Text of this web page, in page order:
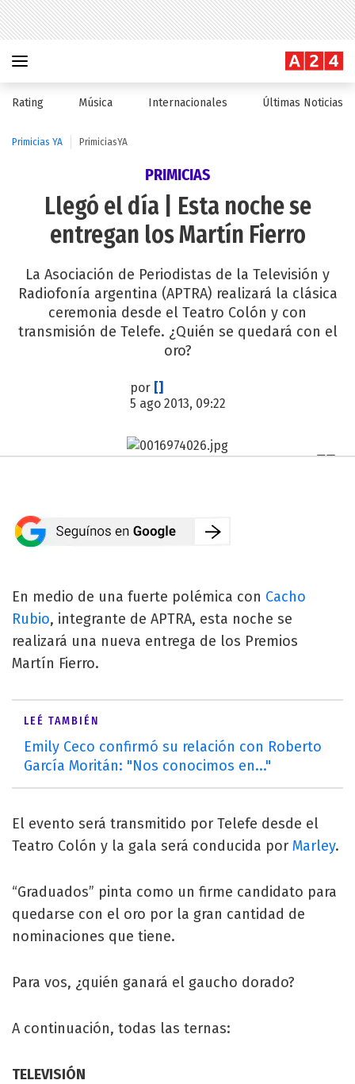
Rating Música Internacionales Últimas Noticias
Primicias YA PrimiciasYA
PRIMICIAS
Llegó el día | Esta noche se
entregan los Martín Fierro
La Asociación de Periodistas de la Televisión y
Radiofonía argentina (APTRA) realizará la clásica
ceremonia desde el Teatro Colón y con
transmisión de Telefe. ¿Quién se quedará con el
oro?
por []
5 ago 2013, 09:22
En medio de una fuerte polémica con Cacho
Rubio, integrante de APTRA, esta noche se
realizará una nueva entrega de los Premios
Martín Fierro.
LEÉ TAMBIÉN
Emily Ceco confirmó su relación con Roberto
García Moritán: "Nos conocimos en..."
El evento será transmitido por Telefe desde el
Teatro Colón y la gala será conducida por Marley.
“Graduados” pinta como un firme candidato para
quedarse con el oro por la gran cantidad de
nominaciones que tiene.
Para vos, ¿quién ganará el gaucho dorado?
A continuación, todas las ternas:
TELEVISIÓN